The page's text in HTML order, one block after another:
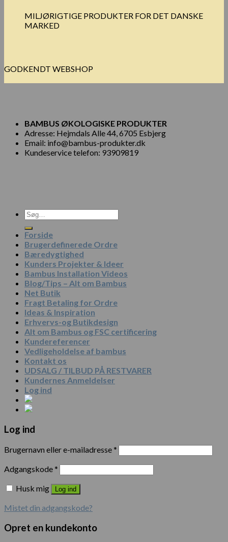
MILJØRIGTIGE PRODUKTER FOR DET DANSKE
MARKED
GODKENDT WEBSHOP
BAMBUS ØKOLOGISKE PRODUKTER
Adresse: Hejmdals Alle 44, 6705 Esbjerg
Email: info@bambus-produkter.dk
Kundeservice telefon: 93909819
Søg
efter:
Forside
Brugerdefinerede Ordre
Bæredygtighed
Kunders Projekter & Ideer
Bambus Installation Videos
Blog/Tips – Alt om Bambus
Net Butik
Fragt Betaling for Ordre
Ideas & Inspiration
Erhvervs-og Butikdesign
Alt om Bambus og FSC certificering
Kundereferencer
Vedligeholdelse af bambus
Kontakt os
UDSALG / TILBUD PÅ RESTVARER
Kundernes Anmeldelser
Log ind
Log ind
Brugernavn eller e-mailadresse*
Adgangskode*
Husk mig
Log ind
Mistet din adgangskode?
Opret en kundekonto